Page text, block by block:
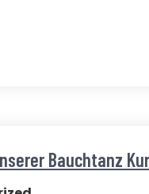
Bauchtanz